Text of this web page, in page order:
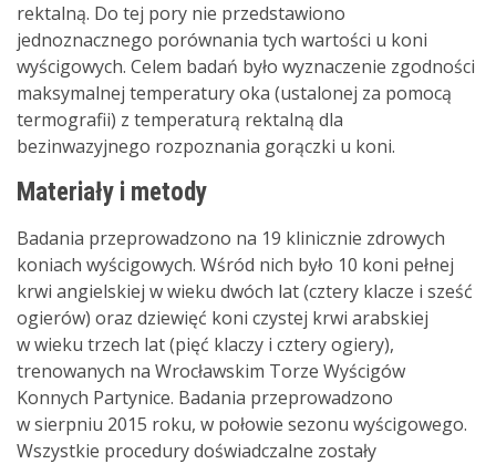
rektalną. Do tej pory nie przedstawiono
jednoznacznego porównania tych wartości u koni
wyścigowych. Celem badań było wyznaczenie zgodności
maksymalnej temperatury oka (ustalonej za pomocą
termografii) z temperaturą rektalną dla
bezinwazyjnego rozpoznania gorączki u koni.
Materiały i metody
Badania przeprowadzono na 19 klinicznie zdrowych
koniach wyścigowych. Wśród nich było 10 koni pełnej
krwi angielskiej w wieku dwóch lat (cztery klacze i sześć
ogierów) oraz dziewięć koni czystej krwi arabskiej
w wieku trzech lat (pięć klaczy i cztery ogiery),
trenowanych na Wrocławskim Torze Wyścigów
Konnych Partynice. Badania przeprowadzono
w sierpniu 2015 roku, w połowie sezonu wyścigowego.
Wszystkie procedury doświadczalne zostały